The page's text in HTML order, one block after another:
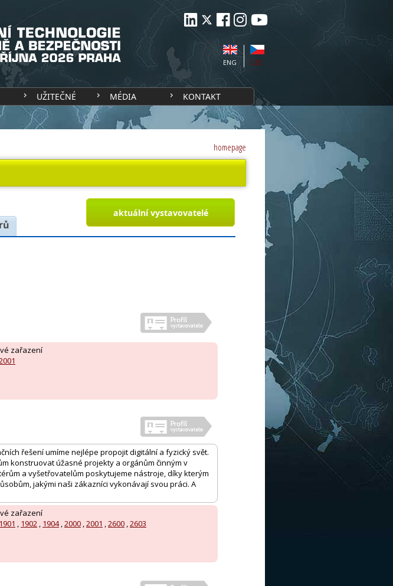
CZE
ENG
UŽITEČNÉ MÉDIA KONTAKT
homepage
aktuální vystavovatelé
zařazení
řešení umíme nejlépe propojit digitální a fyzický svět.
konstruovat úžasné projekty a orgánům činným v
a vyšetřovatelům poskytujeme nástroje, díky kterým
jakými naši zákazníci vykonávají svou práci. A
zařazení
1901 , 1902 , 1904,2000 ,2001 ,2600 ,2603